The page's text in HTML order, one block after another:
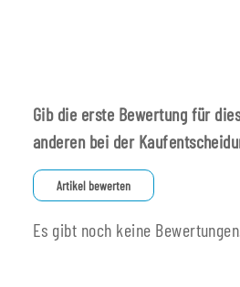
Gib die erste Bewertung für
anderen bei der
Artikel bewerten
Es gibt noch keine